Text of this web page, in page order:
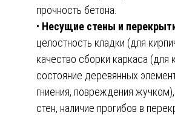
прочность бетона.
• Несущие стены и
целостность кладки (для
качество сборки каркаса (для
состояние деревянных
гниения, повреждения
стен, наличие прогибов в